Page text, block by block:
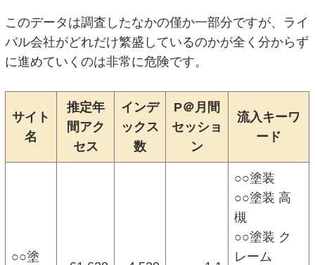
このデータは調査したなかの僅か一部分ですが、ライ
バル会社がどれだけ繁盛しているのかが全く分からず
に進めていくのは非常に危険です。
サイト
名
推定年
間アク
セス
インデ
ックス
数
P＠月間
セッショ
ン
流入キーワ
ード
○○塗
○○塗装
○○塗装 高
槻
○○塗装 ク
レーム